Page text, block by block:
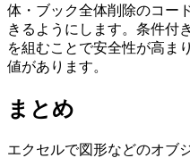
体・ブック全体削除のコー
きるようにします。条件付
を組むことで安全性が高ま
値があります。
まとめ
エクセルで図形などのオブ